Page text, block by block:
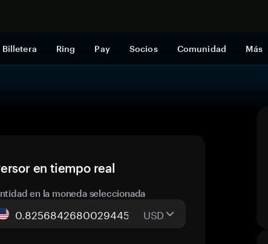
Billetera Ring Pay Socios Comunidad Más
en tiempo real
en la moneda seleccionada
USD